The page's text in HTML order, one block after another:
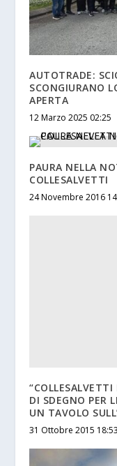
AUTOTRADE:
SCONGIURANO
APERTA
12 Marzo 2025 02:25
PAURA NELLA
COLLESALVETTI
24 Novembre 2016
“COLLESALVETTI
DI SDEGNO PER
UN TAVOLO
31 Ottobre 2015 18:53